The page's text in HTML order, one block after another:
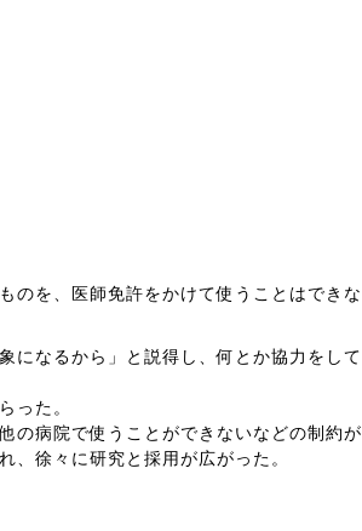
のを、医師免許をかけて使うことはできな
になるから」と説得し、何とか協力をして
った。
の病院で使うことができないなどの制約が
、徐々に研究と採用が広がった。